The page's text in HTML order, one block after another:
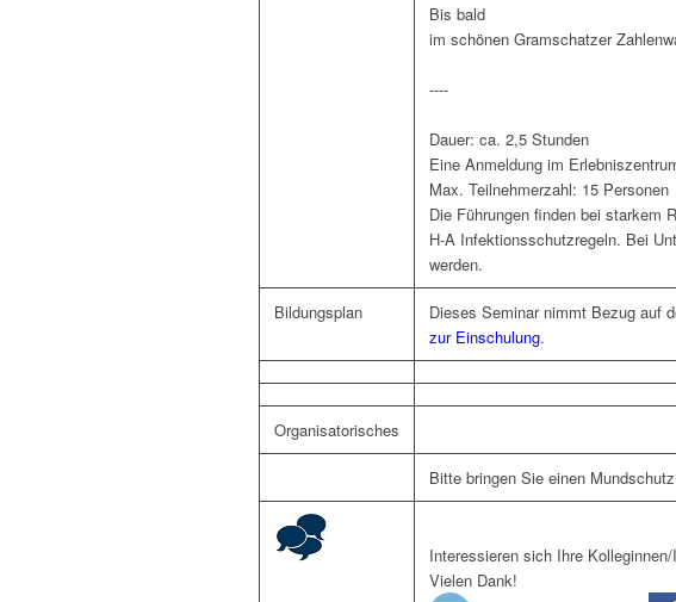
Bis bald
im schönen Gramschatzer
----
Dauer: ca. 2,5 Stunden
Eine Anmeldung im
Max. Teilnehmerzahl: 15 Personen
Die Führungen finden bei starkem
H-A Infektionsschutzregeln. Bei
werden.
Bildungsplan Dieses Seminar nimmt Bezug auf
zur Einschulung.
Organisatorisches
Bitte bringen Sie einen
Interessieren sich Ihre
Vielen Dank!